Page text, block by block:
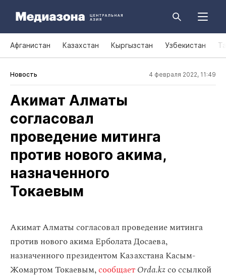
Афганистан Казахстан Кыргызстан Узбекистан
Новость 4 февраля 2022, 11:49
Акимат Алматы
согласовал
проведение митинга
против нового акима,
назначенного
Токаевым
Акимат Алматы согласовал проведение митинга
против нового акима Ерболата Досаева,
назначенного президентом Казахстана Касым-
Жомартом Токаевым,сообщаетOrda.kzсо ссылкой